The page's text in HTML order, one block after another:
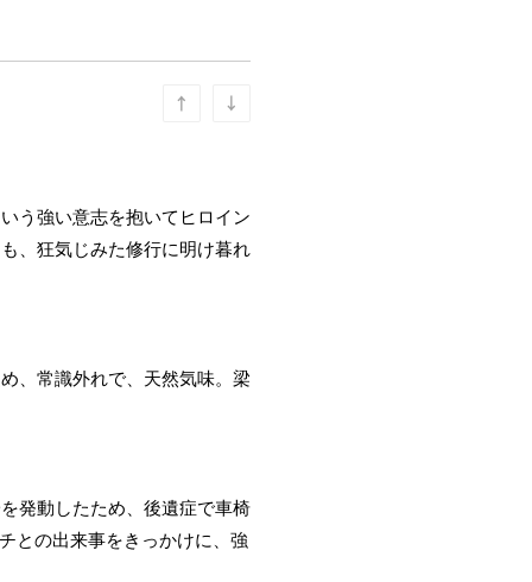
う強い意志を抱いてヒロイン
、狂気じみた修行に明け暮れ
、常識外れで、天然気味。梁
発動したため、後遺症で車椅
との出来事をきっかけに、強